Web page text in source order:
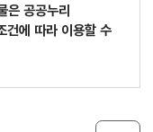
은 공공누리
건에 따라 이용할 수